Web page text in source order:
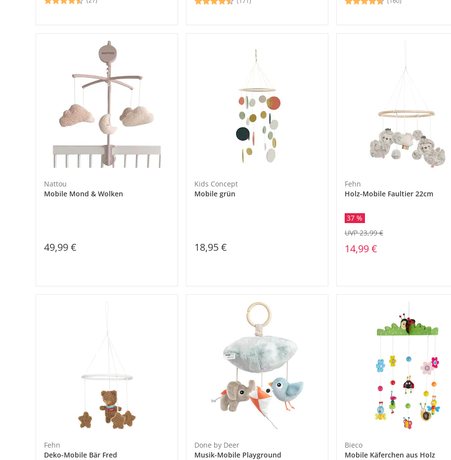
Nattou
Mobile Mond & Wolken
49,99 €
Kids Concept
Mobile grün
18,95 €
Fehn
Holz-Mobile Faultier 22cm
37 %
14,99 €
UVP 23,99 €
Fehn
Deko-Mobile Bär Fred
Done by Deer
Musik-Mobile Playground
Bieco
Mobile Käferchen aus Holz